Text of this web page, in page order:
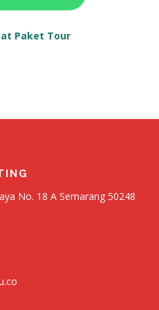
Paket Tour
No. 18 A Semarang 50248